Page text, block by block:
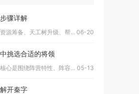
骤详解
秦时明月手游百家升级核心在于资源筹备、天工树升级、帮贡积累与... 06-20
挑选合适的将领
在少年三国志中挑选合适将领，核心是围绕阵营特性、阵容定位与养... 05-13
开秦字